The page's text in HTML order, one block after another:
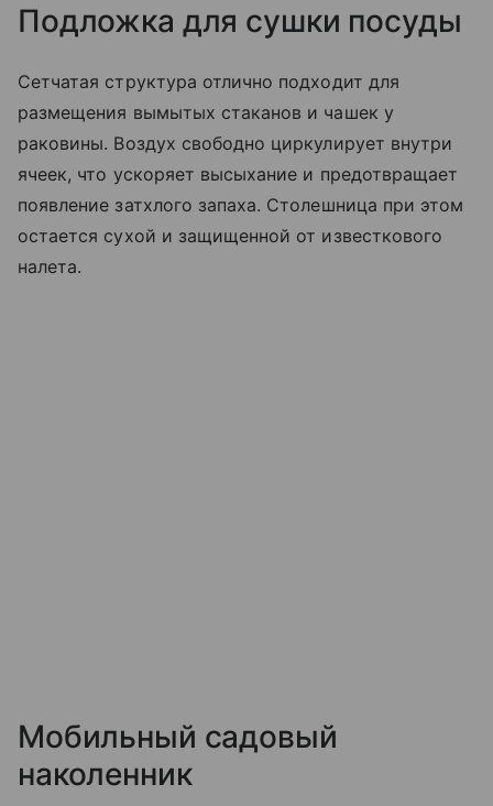
Подложка для сушки посуды
Сетчатая структура отлично подходит для
размещения вымытых стаканов и чашек у
раковины. Воздух свободно циркулирует внутри
ячеек, что ускоряет высыхание и предотвращает
появление затхлого запаха. Столешница при этом
остается сухой и защищенной от известкового
налета.
Мобильный садовый
наколенник